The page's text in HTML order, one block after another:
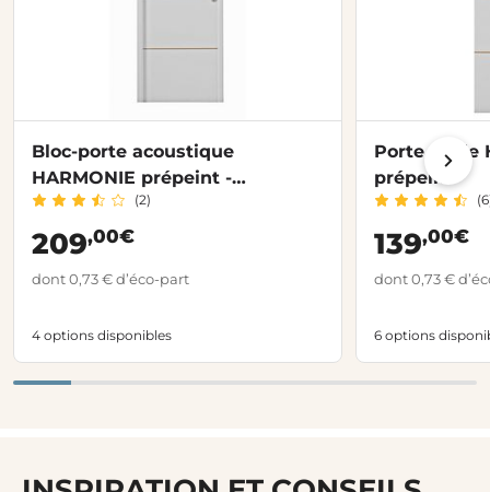
Bloc-porte acoustique
HARMONIE prépeint -
Huisserie 72(2)
209,00€
dont 0,73 € d’éco-part
4 options disponibles
Porte seule
prépeint
139,00€
dont 0,73 €
6 options